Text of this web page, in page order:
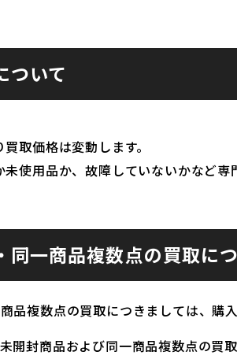
ついて
取価格は変動します。
使用品か、故障していないかなど専
同一商品複数点の買取に
品複数点の買取につきましては、購
開封商品および同一商品複数点の